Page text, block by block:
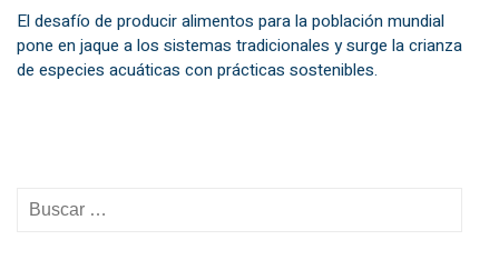
El desafío de producir alimentos para la población mundial
pone en jaque a los sistemas tradicionales y surge la crianza
de especies acuáticas con prácticas sostenibles.